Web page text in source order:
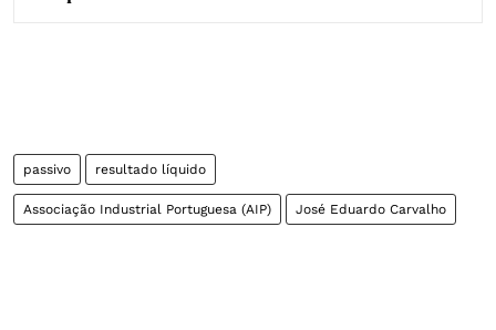
passivo resultado líquido
Associação Industrial Portuguesa (AIP) José Eduardo Carvalho